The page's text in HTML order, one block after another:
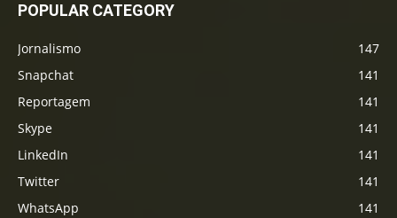
POPULAR CATEGORY
Jornalismo
147
Snapchat
141
Reportagem
141
Skype
141
LinkedIn
141
Twitter
141
WhatsApp
141